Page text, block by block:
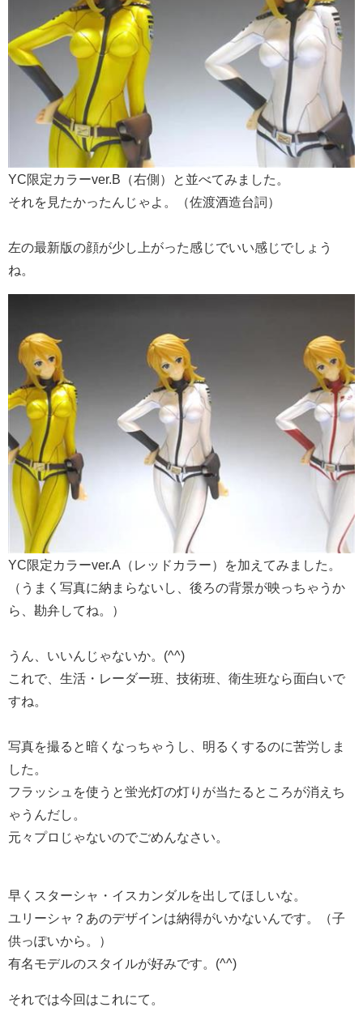
YC限定カラーver.B（右側）と並べてみました。
それを見たかったんじゃよ。（佐渡酒造台詞）
左の最新版の顔が少し上がった感じでいい感じでしょう
ね。
YC限定カラーver.A（レッドカラー）を加えてみました。
（うまく写真に納まらないし、後ろの背景が映っちゃうか
ら、勘弁してね。）
うん、いいんじゃないか。(^^)
これで、生活・レーダー班、技術班、衛生班なら面白いで
すね。
写真を撮ると暗くなっちゃうし、明るくするのに苦労しま
した。
フラッシュを使うと蛍光灯の灯りが当たるところが消えち
ゃうんだし。
元々プロじゃないのでごめんなさい。
早くスターシャ・イスカンダルを出してほしいな。
ユリーシャ？あのデザインは納得がいかないんです。（子
供っぽいから。）
有名モデルのスタイルが好みです。(^^)
それでは今回はこれにて。